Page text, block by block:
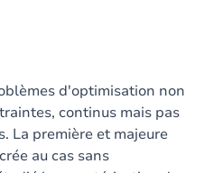
d'optimisation non
continus mais pas
La première et majeure
au cas sans